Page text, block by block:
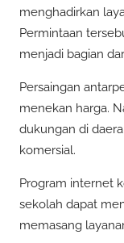
menghadirkan
Permintaan
menjadi bagian
Persaingan
menekan harga.
dukungan di
komersial.
Program internet
sekolah dapat
memasang